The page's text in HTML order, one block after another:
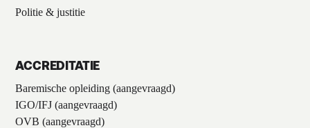
Politie & justitie
ACCREDITATIE
Baremische opleiding (aangevraagd)
IGO/IFJ (aangevraagd)
OVB (aangevraagd)